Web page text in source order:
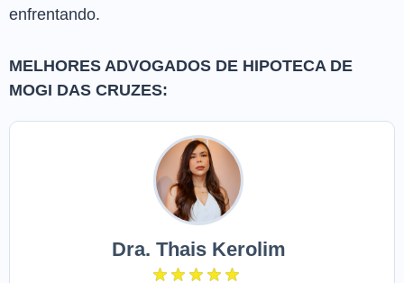
enfrentando.
MELHORES ADVOGADOS DE HIPOTECA DE
MOGI DAS CRUZES:
Dra. Thais Kerolim